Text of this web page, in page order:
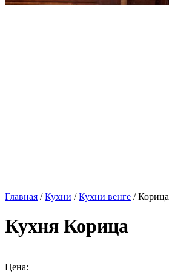
Главная /Кухни /Кухни венге / Корица
Кухня Корица
Цена: